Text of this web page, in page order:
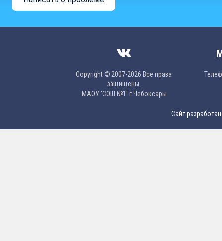
Copyright © 2007-2026 Все права
защищены.
МAОУ 'CОШ №1' г.Чебоксары
Сайт